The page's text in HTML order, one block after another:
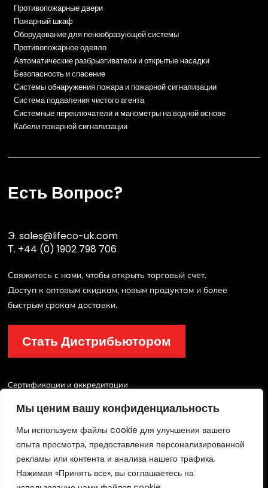
Мы ценим вашу конфиденциальность
Мы используем файлы cookie для улучшения вашего
опыта просмотра, предоставления персонализированной
рекламы или контента и анализа нашего трафика.
Нажимая «Принять все», вы соглашаетесь на
Противопожарные двери
Пожарный шкаф
Оборудование для пенообразующей системы
Противопожарное одеяло
Автоматические разбрызгиватели и открытые насадки
Безопасность и спасение
Системы обнаружения пожара и пожарной сигнализации
Система подавления чистого агента
Системные переключатели и манометры на водной основе
Кабели пожарной сигнализации
Есть Вопрос?
Э.sales@lifeco-uk.com
Т. +44 (0) 1902 798 706
Свяжитесь с нами, чтобы открыть торговый счет.
Доступ к оптовым скидкам, новым продуктам и более
быстрым срокам доставки.
Стать Дистрибьютором
Сертификации и аккредитации
© 2026 Lichfield Fire & Safety Equipment Co.Ltd. Все права защищены.